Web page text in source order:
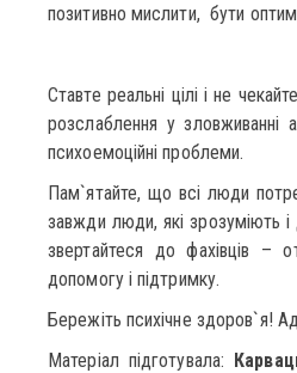
позитивно мислити, бути
Ставте реальні цілі і не
розслаблення у зловживанні
психоемоційні проблеми.
Пам`ятайте, що всі люди
завжди люди, які зрозуміють
звертайтеся до фахівців –
допомогу і підтримку.
Бережіть психічне здоров`я!
Матеріал підготувала: